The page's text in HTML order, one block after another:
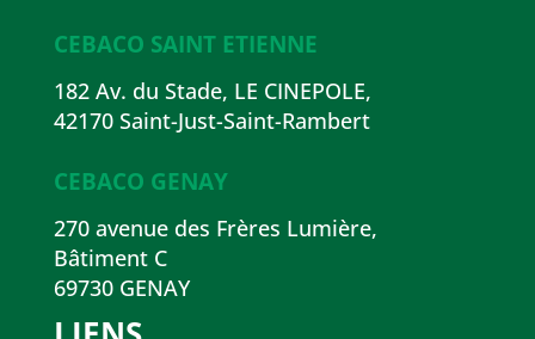
CEBACO SAINT ETIENNE
182 Av. du Stade, LE CINEPOLE,
42170 Saint-Just-Saint-Rambert
CEBACO GENAY
270 avenue des Frères Lumière,
Bâtiment C
69730 GENAY